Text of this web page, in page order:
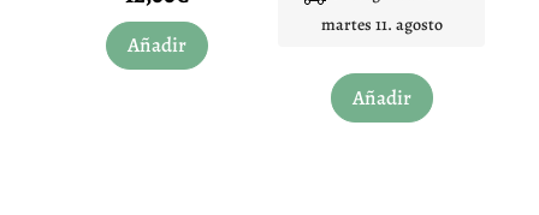
con
Añadir
martes 11. agosto
Añadir